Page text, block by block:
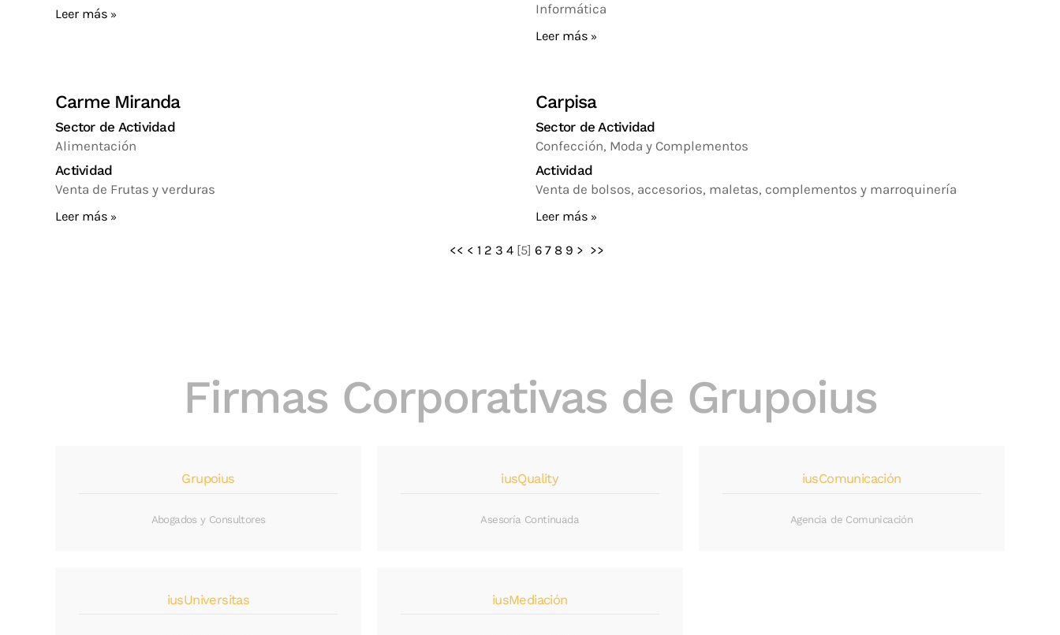
Leer más
Informática
Leer más
Carme Miranda
Sector de Actividad
Alimentación
Actividad
Venta de Frutas y verduras
Leer más
Carpisa
Sector de Actividad
Confección, Moda y Complementos
Actividad
Venta de bolsos, accesorios, maletas, complementos y marroquinería
Leer más
<< < 1 2 3 4 [5] 6 7 8 9 > >>
Firmas Corporativas de Grupoius
Grupoius
Abogados y Consultores
iusQuality
Asesoría Continuada
iusComunicación
Agencia de Comunicación
iusUniversitas iusMediación